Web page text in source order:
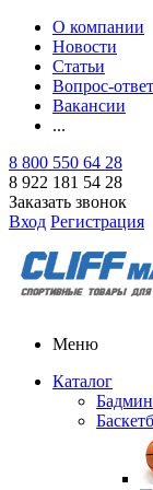
О компании
Новости
Статьи
Вопрос-ответ
Вакансии
...
8 800 550 64 28
8 922 181 54 28
Заказать звонок
Вход Регистрация
Меню
Каталог